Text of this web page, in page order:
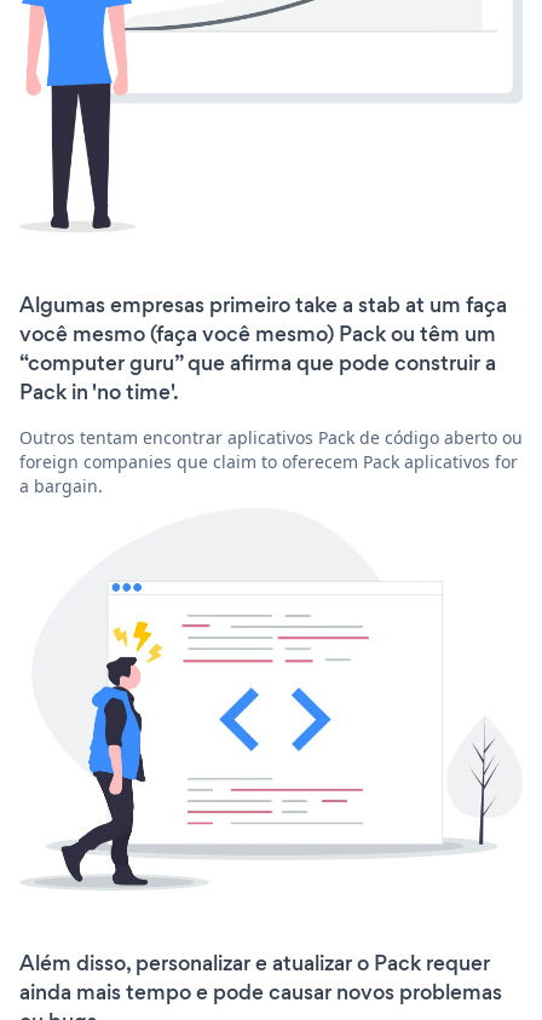
Algumas empresas primeiro take a stab at um faça
você mesmo (faça você mesmo) Pack ou têm um
“computer guru” que afirma que pode construir a
Pack in 'no time'.
Outros tentam encontrar aplicativos Pack de código aberto ou
foreign companies que claim to oferecem Pack aplicativos for
a bargain.
Além disso, personalizar e atualizar o Pack requer
ainda mais tempo e pode causar novos problemas